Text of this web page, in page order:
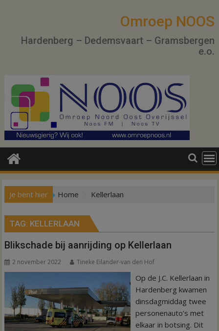
Omroep NOOS
Hardenberg – Dedemsvaart – Gramsbergen
e.o.
Je bent hier Home Kellerlaan
TAG: KELLERLAAN
Blikschade bij aanrijding op Kellerlaan
2 november 2022 Tineke Eilander-van den Hof
Op de J.C. Kellerlaan in
Hardenberg kwamen
dinsdagmiddag twee
personenauto’s met
elkaar in botsing. Dit